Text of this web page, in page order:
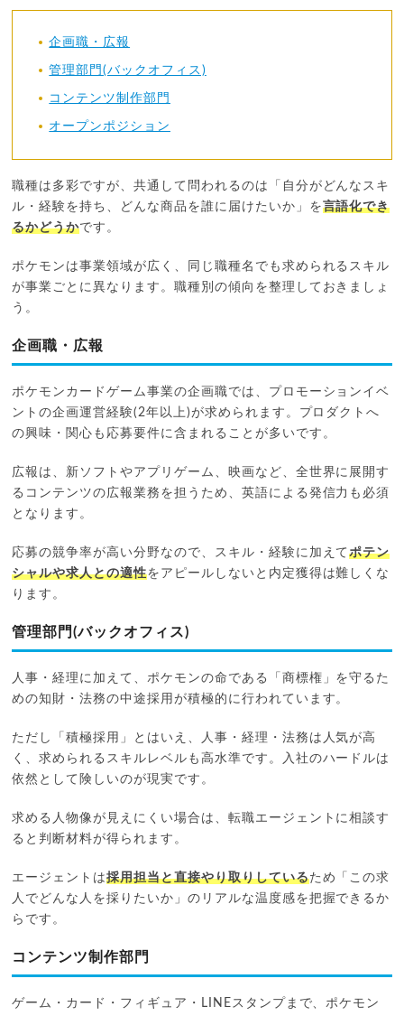
企画職・広報
管理部門(バックオフィス)
コンテンツ制作部門
オープンポジション
職種は多彩ですが、共通して問われるのは「自分がどんなスキ
ル・経験を持ち、どんな商品を誰に届けたいか」を言語化でき
るかどうかです。
ポケモンは事業領域が広く、同じ職種名でも求められるスキル
が事業ごとに異なります。職種別の傾向を整理しておきましょ
う。
企画職・広報
ポケモンカードゲーム事業の企画職では、プロモーションイベ
ントの企画運営経験(2年以上)が求められます。プロダクトへ
の興味・関心も応募要件に含まれることが多いです。
広報は、新ソフトやアプリゲーム、映画など、全世界に展開す
るコンテンツの広報業務を担うため、英語による発信力も必須
となります。
応募の競争率が高い分野なので、スキル・経験に加えてポテン
シャルや求人との適性をアピールしないと内定獲得は難しくな
ります。
管理部門(バックオフィス)
人事・経理に加えて、ポケモンの命である「商標権」を守るた
めの知財・法務の中途採用が積極的に行われています。
ただし「積極採用」とはいえ、人事・経理・法務は人気が高
く、求められるスキルレベルも高水準です。入社のハードルは
依然として険しいのが現実です。
求める人物像が見えにくい場合は、転職エージェントに相談す
ると判断材料が得られます。
エージェントは採用担当と直接やり取りしているため「この求
人でどんな人を採りたいか」のリアルな温度感を把握できるか
らです。
コンテンツ制作部門
ゲーム・カード・フィギュア・LINEスタンプまで、ポケモン